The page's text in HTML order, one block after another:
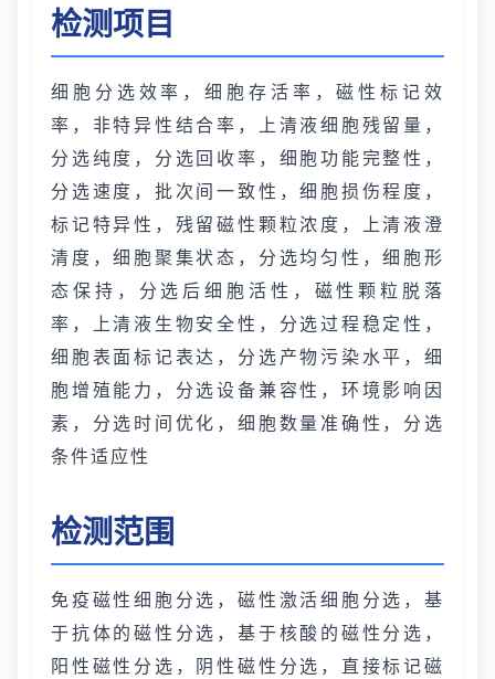
检测项目
细胞分选效率，细胞存活率，磁性标记效
率，非特异性结合率，上清液细胞残留量，
分选纯度，分选回收率，细胞功能完整性，
分选速度，批次间一致性，细胞损伤程度，
标记特异性，残留磁性颗粒浓度，上清液澄
清度，细胞聚集状态，分选均匀性，细胞形
态保持，分选后细胞活性，磁性颗粒脱落
率，上清液生物安全性，分选过程稳定性，
细胞表面标记表达，分选产物污染水平，细
胞增殖能力，分选设备兼容性，环境影响因
素，分选时间优化，细胞数量准确性，分选
条件适应性
检测范围
免疫磁性细胞分选，磁性激活细胞分选，基
于抗体的磁性分选，基于核酸的磁性分选，
阳性磁性分选，阴性磁性分选，直接标记磁